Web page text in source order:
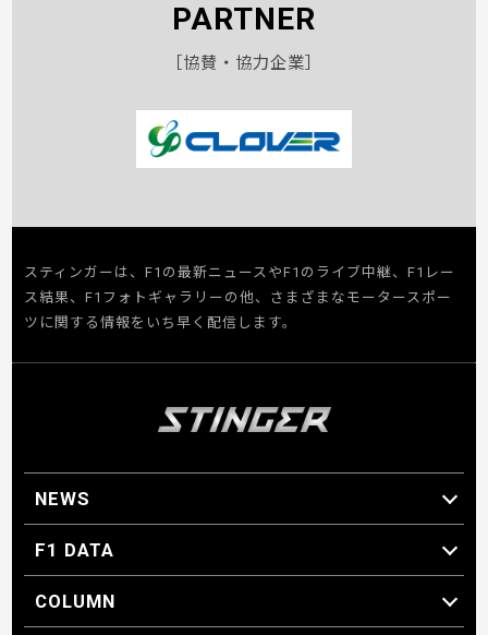
PARTNER
［協賛・協力企業］
スティンガーは、F1の最新ニュースやF1のライブ中継、F1レー
ス結果、F1フォトギャラリーの他、さまざまなモータースポー
ツに関する情報をいち早く配信します。
NEWS
F1 ニュース
F1 DATA
F1 日程
F1 データ
COLUMN